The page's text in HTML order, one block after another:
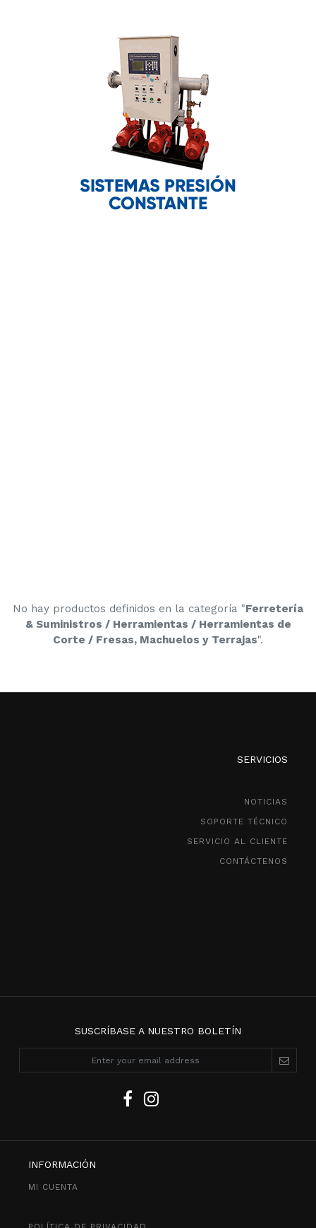
No hay productos definidos en la categoría "Ferretería
& Suministros / Herramientas / Herramientas de
Corte / Fresas, Machuelos y Terrajas".
SERVICIOS
NOTICIAS
SOPORTE TÉCNICO
SERVICIO AL CLIENTE
CONTÁCTENOS
SUSCRÍBASE A NUESTRO BOLETÍN
INFORMACIÓN
MI CUENTA